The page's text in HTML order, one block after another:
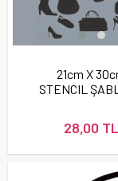
21cm X
STENCIL
28,00 TL